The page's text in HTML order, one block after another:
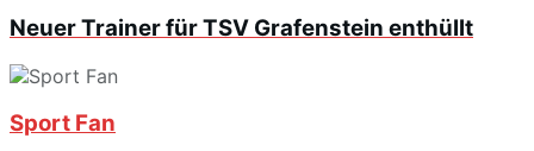
Neuer Trainer für TSV Grafenstein enthüllt
Sport Fan